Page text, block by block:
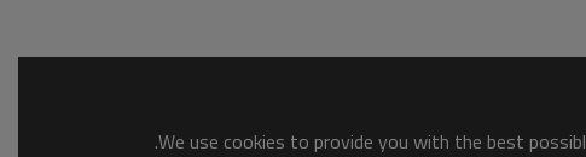
We use cookies to provide you with the best